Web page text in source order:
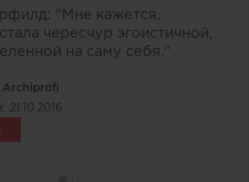
"Мне кажется,
чересчур эгоистичной,
на саму себя."
Archiprofi
21.10.2016